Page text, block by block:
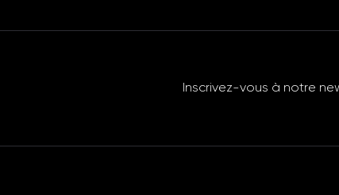
Inscrivez-vous à notre